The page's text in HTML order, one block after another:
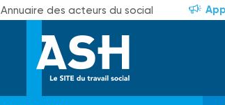
Annuaire des acteurs du social